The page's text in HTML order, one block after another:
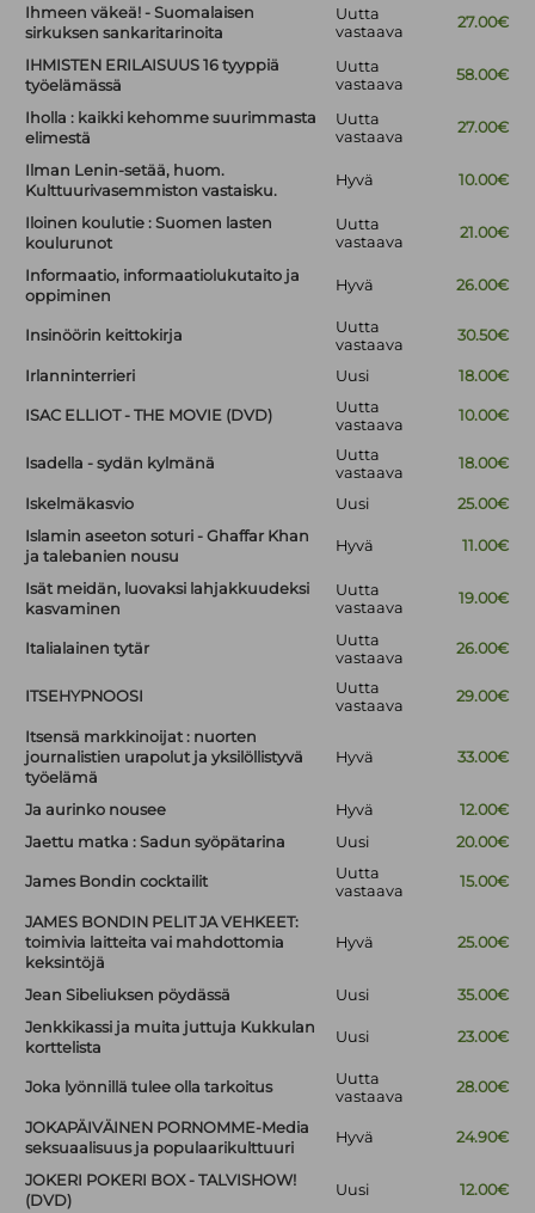
Ihmeen väkeä! - Suomalaisen
sirkuksen sankaritarinoita
Uutta
vastaava
27.00€
IHMISTEN ERILAISUUS 16 tyyppiä
työelämässä
Uutta
vastaava
58.00€
Iholla : kaikki kehomme suurimmasta
elimestä
Uutta
vastaava
27.00€
Ilman Lenin-setää, huom.
Kulttuurivasemmiston vastaisku.
Hyvä 10.00€
Iloinen koulutie : Suomen lasten
koulurunot
Uutta
vastaava
21.00€
Informaatio, informaatiolukutaito ja
oppiminen
Hyvä 26.00€
Insinöörin keittokirja
Uutta
vastaava
30.50€
Irlanninterrieri Uusi 18.00€
ISAC ELLIOT - THE MOVIE (DVD)
Uutta
vastaava
10.00€
Isadella - sydän kylmänä
Uutta
vastaava
18.00€
Iskelmäkasvio Uusi
25.00€
Islamin aseeton soturi - Ghaffar Khan
ja talebanien nousu
Hyvä 11.00€
Isät meidän, luovaksi lahjakkuudeksi
kasvaminen
Uutta
vastaava
19.00€
Italialainen tytär
Uutta
vastaava
26.00€
ITSEHYPNOOSI
Uutta
vastaava
29.00€
Itsensä markkinoijat : nuorten
journalistien urapolut ja yksilöllistyvä
työelämä
Hyvä 33.00€
Ja aurinko nousee Hyvä
12.00€
Jaettu matka : Sadun syöpätarina
Uusi 20.00€
James Bondin cocktailit
Uutta
vastaava
15.00€
JAMES BONDIN PELIT JA VEHKEET:
toimivia laitteita vai mahdottomia
keksintöjä
Hyvä 25.00€
Jean Sibeliuksen pöydässä Uusi
35.00€
Jenkkikassi ja muita juttuja Kukkulan
korttelista
Uusi 23.00€
Joka lyönnillä tulee olla tarkoitus
Uutta
vastaava
28.00€
JOKAPÄIVÄINEN PORNOMME-Media
seksuaalisuus ja populaarikulttuuri
Hyvä 24.90€
JOKERI POKERI BOX - TALVISHOW!
(DVD)
Uusi 12.00€